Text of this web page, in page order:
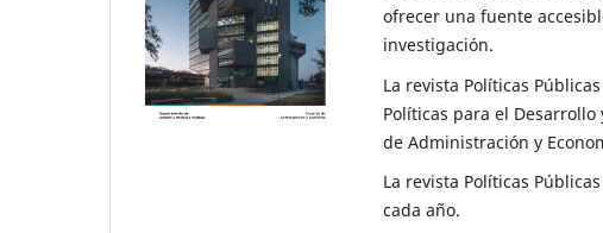
ofrecer una fuente
investigación.
La revista Políticas
Políticas para el
de Administración y
La revista Políticas
cada año.